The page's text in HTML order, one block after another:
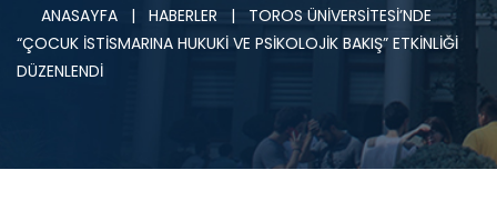
ANASAYFA | HABERLER |
TOROS ÜNİVERSİTESİ’NDE
“ÇOCUK İSTİSMARINA HUKUKİ VE PSİKOLOJİK BAKIŞ” ETKİNLİĞİ
DÜZENLENDİ